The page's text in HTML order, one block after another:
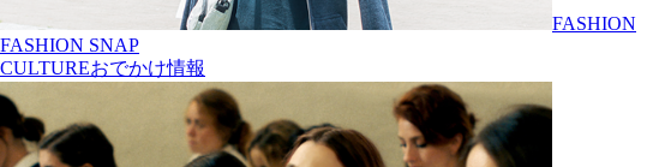
FASHION
FASHION SNAP
CULTUREおでかけ情報